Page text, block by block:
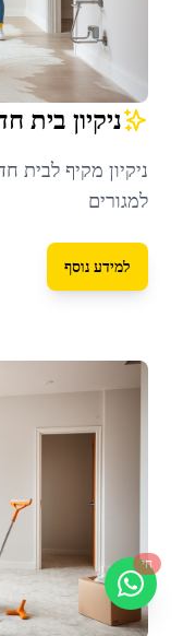
ניקיון בית
ניקיון מקיף לבית
למגורים
למידע נוסף
חי